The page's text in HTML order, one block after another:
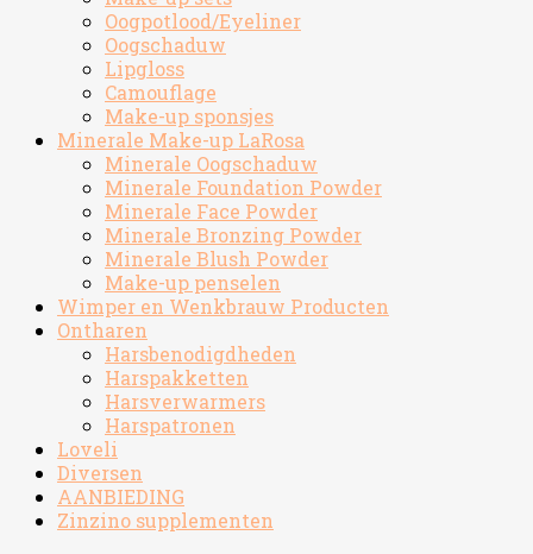
Oogpotlood/Eyeliner
Oogschaduw
Lipgloss
Camouflage
Make-up sponsjes
Minerale Make-up LaRosa
Minerale Oogschaduw
Minerale Foundation Powder
Minerale Face Powder
Minerale Bronzing Powder
Minerale Blush Powder
Make-up penselen
Wimper en Wenkbrauw Producten
Ontharen
Harsbenodigdheden
Harspakketten
Harsverwarmers
Harspatronen
Loveli
Diversen
AANBIEDING
Zinzino supplementen